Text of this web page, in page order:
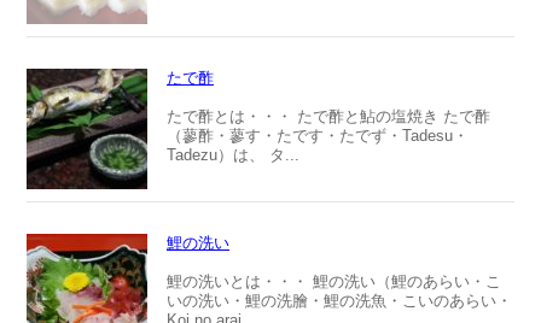
たで酢
たで酢とは・・・ たで酢と鮎の塩焼き たで酢
（蓼酢・蓼す・たです・たでず・Tadesu・
Tadezu）は、 タ...
鯉の洗い
鯉の洗いとは・・・ 鯉の洗い（鯉のあらい・こ
いの洗い・鯉の洗膾・鯉の洗魚・こいのあらい・